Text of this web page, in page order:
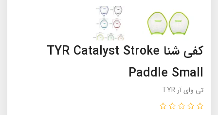
کفی شنا TYR Catalyst Stroke
Paddle Small
تی وای آر TYR